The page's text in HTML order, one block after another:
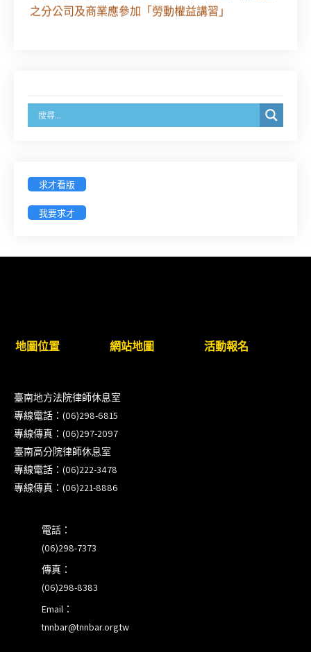
之分公司及商業應參加「勞動權益講習」
徵詢有意願擔任臺南市115年度國民中小學法治教育
（8/17截止報名，額滿提前截止，實體＋線上同
步）
【重要公告】115年職場霸凌調查專業人才(律師)培
本會訂於115年8月15日(六)上午舉辦「使用AI如何幫
助整理資訊?談法律工作中的應用與風險」課程(8/7
前報名，實體+線上併行)
徵詢有意願擔任程序監理人之會員(115/8/14截止)
求才看版
我要求才
地圖位置 網站地圖 活動報名
臺南地方法院律師休息室
專線電話：(06)298-6815
專線傳真：(06)297-2097
臺南高分院律師休息室
專線電話：(06)222-3478
專線傳真：(06)221-8886
電話：
(06)298-7373
傳真：
(06)298-8383
Email：
tnnbar@tnnbar.org.tw